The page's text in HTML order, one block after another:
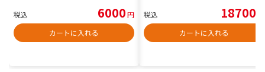
税込 6000円
カートに入れる
税込 18700
カートに入れる